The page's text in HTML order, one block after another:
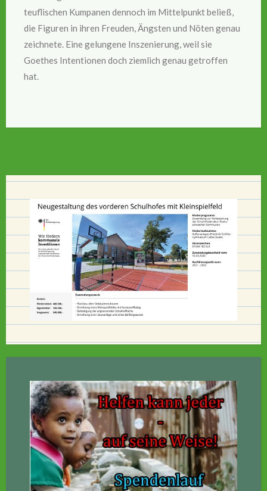
teuflischen Kumpanen dennoch im Mittelpunkt beließ,
die Figuren in ihren Freuden, Ängsten und Nöten genau
zeichnete. Eine gelungene Inszenierung, weil sie
Goethes Intentionen doch ziemlich genau getroffen
hat.